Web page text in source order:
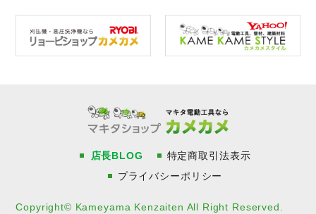
店長BLOG
特定商取引法表示
プライバシーポリシー
Copyright© Kameyama Kenzaiten All Right Reserved.